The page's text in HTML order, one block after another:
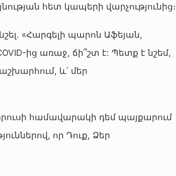
հետ կապերի վարչությունից։
«Հարգելի պարոն Աֆեյան,
ից առաջ, ճի՞շտ է: Պետք է նշեմ,
և՛ մեր
համավարակի դեմ պայքարում
որ Դուք, Ձեր